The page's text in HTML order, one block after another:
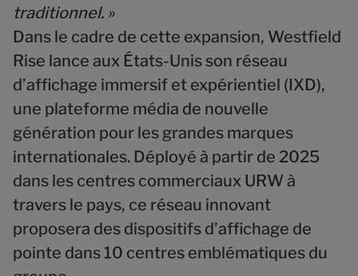
traditionnel. »
Dans le cadre de cette expansion, Westfield
Rise lance aux États-Unis son réseau
d’affichage immersif et expérientiel (IXD),
une plateforme média de nouvelle
génération pour les grandes marques
internationales. Déployé à partir de 2025
dans les centres commerciaux URW à
travers le pays, ce réseau innovant
proposera des dispositifs d’affichage de
pointe dans 10 centres emblématiques du